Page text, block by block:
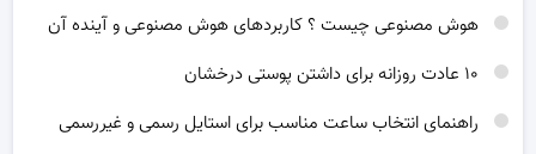
هوش مصنوعی چیست ؟ کاربردهای هوش مصنوعی و آینده آن
راهنمای انتخاب ساعت مناسب برای استایل رسمی و غیررسمی